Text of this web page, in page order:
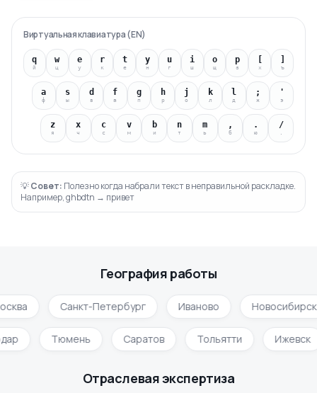
Виртуальная клавиатура(EN)
q
й
w
ц
e
у
r
к
t
е
y
н
u
г
i
ш
o
щ
p
з х ъ
a
ф
s
ы
d
в
f
а
g
п
h
р
j
о
k
л
l
д
;
ж
'
э
z
я
x
ч
c
с
v
м
b
и
n
т
m
ь
,
б
.
ю
/
.
💡Совет: Полезно когда набрали текст в неправильной раскладке.
Например, ghbdtn → привет
География работы
Санкт-Петербург Иваново Новосибирск
Тюмень Саратов Тольятти Ижевск
Отраслевая экспертиза